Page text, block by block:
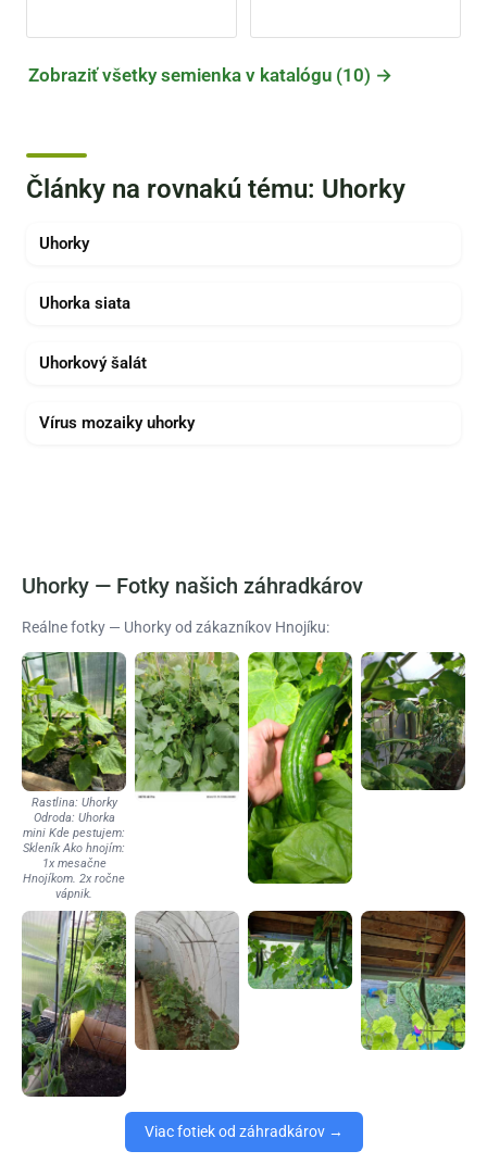
Zobraziť všetky semienka v katalógu (10) →
Články na rovnakú tému: Uhorky
Uhorky
Uhorka siata
Uhorkový šalát
Vírus mozaiky uhorky
Uhorky — Fotky našich záhradkárov
Reálne fotky — Uhorky od zákazníkov Hnojíku:
Rastlina: Uhorky
Odroda: Uhorka
mini Kde pestujem:
Skleník Ako hnojím:
1x mesačne
Hnojíkom. 2x ročne
vápnik.
Viac fotiek od záhradkárov →